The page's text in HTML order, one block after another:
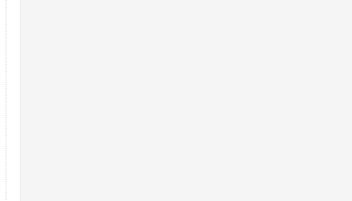
Ворог завдав комбінованого
після атаки БПЛА по ринку на